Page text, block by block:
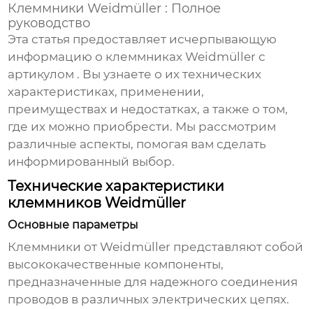
Клеммники Weidmüller : Полное
руководство
Эта статья предоставляет исчерпывающую
информацию о клеммниках Weidmüller с
артикулом . Вы узнаете о их технических
характеристиках, применении,
преимуществах и недостатках, а также о том,
где их можно приобрести. Мы рассмотрим
различные аспекты, помогая вам сделать
информированный выбор.
Технические характеристики
клеммников Weidmüller
Основные параметры
Клеммники от Weidmüller представляют собой
высококачественные компоненты,
предназначенные для надежного соединения
проводов в различных электрических цепях.